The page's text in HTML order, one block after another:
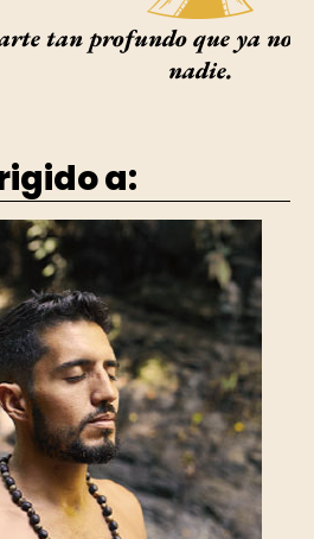
que ya no te pierdas por
a: